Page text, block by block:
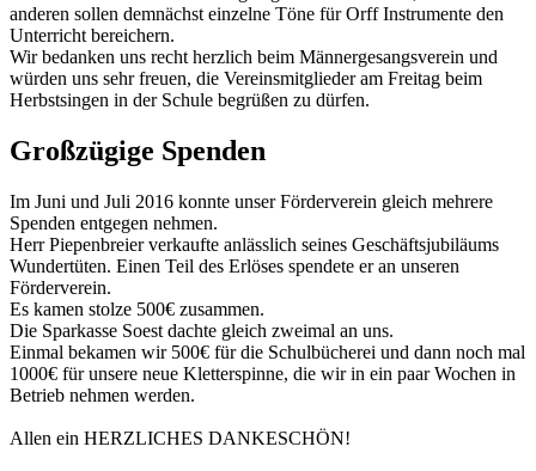
anderen sollen demnächst einzelne Töne für Orff Instrumente den
Unterricht bereichern.
Wir bedanken uns recht herzlich beim Männergesangsverein und
würden uns sehr freuen, die Vereinsmitglieder am Freitag beim
Herbstsingen in der Schule begrüßen zu dürfen.
Großzügige Spenden
Im Juni und Juli 2016 konnte unser Förderverein gleich mehrere
Spenden entgegen nehmen.
Herr Piepenbreier verkaufte anlässlich seines Geschäftsjubiläums
Wundertüten. Einen Teil des Erlöses spendete er an unseren
Förderverein.
Es kamen stolze 500€ zusammen.
Die Sparkasse Soest dachte gleich zweimal an uns.
Einmal bekamen wir 500€ für die Schulbücherei und dann noch mal
1000€ für unsere neue Kletterspinne, die wir in ein paar Wochen in
Betrieb nehmen werden.
Allen ein HERZLICHES DANKESCHÖN!